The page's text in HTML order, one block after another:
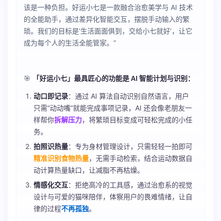
该是一种负担。好运小七是一款融合治愈美学与 AI 技术
的全能助手，通过差异化智能交互，摆脱手动输入的繁
琐。我们的目标是‘生活面面俱到，交给小七就好’，让它
成为每个人的生活全能管家。”
🎯 「好运小七」最具匠心的功能是 AI 智能计划与识别：
动口即记录：通过 AI 算法自动识别自然语言，用户
只需“动动嘴”就能完成事项记录，AI 还会像老朋友一
样帮你拆解压力，将繁琐目标变成可轻松完成的小任
务。
拍照识热量：专为身材管理设计，只需轻轻一拍即可
精准识别食物热量，无需手动检索，结合运动数据自
动计算热量缺口，让减脂不再枯燥。
情感化交互：拒绝高冷的工具感，通过治愈系的视觉
设计与可爱的猫咪陪伴，体察用户的畏难情绪，让自
律的过程不再孤独。